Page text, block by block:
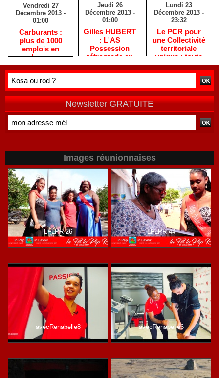
Vendredi 27
Décembre 2013 -
01:00
Carburants :
plus de 1000
emplois en
danger
Jeudi 26
Décembre 2013 -
01:00
Gilles HUBERT
: L'AS
Possession
rétrograde en
deuxième
division
Lundi 23
Décembre 2013 -
23:32
Le PCR pour
une Collectivité
territoriale
unique : toute
autre prise de
position ne peut
qu'individuelle
Newsletter GRATUITE
Images réunionnaises
LFLPR-26 LFLPR-44
avecRenabelle8 avecRenabelle6